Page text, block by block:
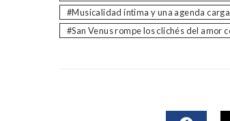
Musicalidad íntima y una agenda
San Venus rompe los clichés del amor